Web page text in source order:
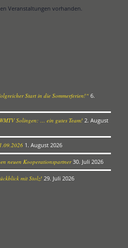
Veranstaltungen vorhanden.
Start in die Sommerferien!“ 6.
Solingen: … ein gutes Team! 2. August
1. August 2026
neuen Kooperationspartner 30. Juli 2026
mit Stolz! 29. Juli 2026